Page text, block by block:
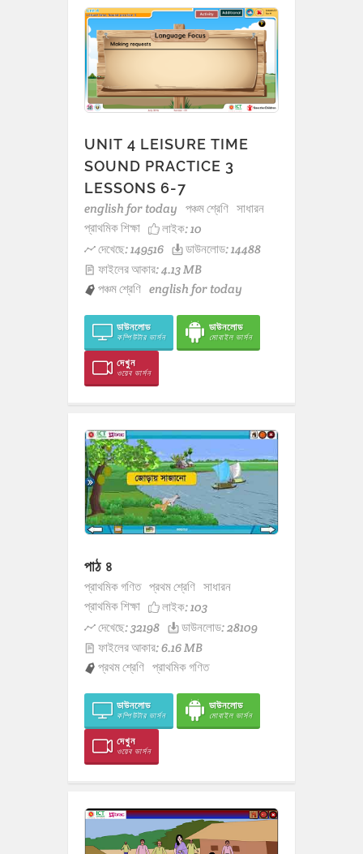
UNIT 4 LEISURE TIME
SOUND PRACTICE 3
LESSONS 6-7
english for today পঞ্চম শ্রেণি সাধারন
প্রাথমিক শিক্ষা
লাইক:10
দেখেছে: 149516
ডাউনলোড: 14488
ফাইলের আকার: 4.13 MB
পঞ্চম শ্রেণি english for today
ডাউনলোড
কম্পিউটার ভার্সন
ডাউনলোড
মোবাইল ভার্সন
দেখুন
ওয়েব ভার্সন
পাঠ ৪
প্রাথমিক গণিত প্রথম শ্রেণি সাধারন
প্রাথমিক শিক্ষা
লাইক:103
দেখেছে: 32198
ডাউনলোড: 28109
ফাইলের আকার: 6.16 MB
প্রথম শ্রেণি প্রাথমিক গণিত
ডাউনলোড
কম্পিউটার ভার্সন
ডাউনলোড
মোবাইল ভার্সন
দেখুন
ওয়েব ভার্সন